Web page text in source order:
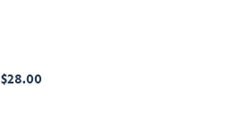
$28.00